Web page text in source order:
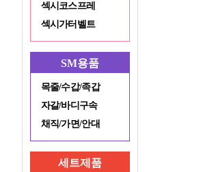
섹시코스프레
섹시가터벨트
SM용품
목줄/수갑/족갑
자갈/바디구속
채직/가면/안대
세트제품